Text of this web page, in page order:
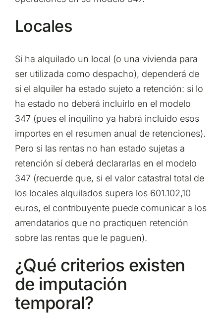
Locales
Si ha alquilado un local (o una vivienda para
ser utilizada como despacho), dependerá de
si el alquiler ha estado sujeto a retención: si lo
ha estado no deberá incluirlo en el modelo
347 (pues el inquilino ya habrá incluido esos
importes en el resumen anual de retenciones).
Pero si las rentas no han estado sujetas a
retención sí deberá declararlas en el modelo
347 (recuerde que, si el valor catastral total de
los locales alquilados supera los 601.102,10
euros, el contribuyente puede comunicar a los
arrendatarios que no practiquen retención
sobre las rentas que le paguen).
¿Qué criterios existen
de imputación
temporal?